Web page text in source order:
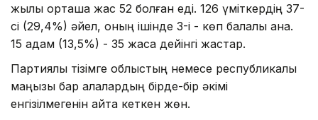
жылы орташа жас 52 болған еді. 126 үміткердің 37-
сі (29,4%) әйел, оның ішінде 3-і - көп балалы ана.
15 адам (13,5%) - 35 жасқа дейінгі жастар.
Партиялық тізімге облыстың немесе республикалық
маңызы бар қалалардың бірде-бір әкімі
енгізілмегенін айта кеткен жөн.